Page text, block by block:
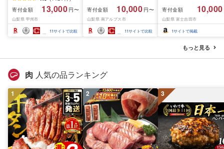
房[2026年発送]
(MG)B12-472 FN-
Limited-VO シャインマ
スカット フルーツ
寄付金額
13,000 円〜
山梨県 甲州市
11サイトで比較
先行予約]南アルプス市
産シャインマスカット
1.2kg以上(2〜3房)ふる
さと納税 おすすめ 山梨
県 南アルプス市 送料無
寄付金額 10,000 円〜
山梨県 南アルプス市
11サイトで比較
月前半(1〜15日)から
月下旬までの発送) フ
ーツ ぶどう 果物 山梨
産 2026 旬 大粒 高級
寄付金額 10,000
山梨県 富士吉田市
1サイトで掲載
もっと見る
肉 人気の品ランキング
1 2 3